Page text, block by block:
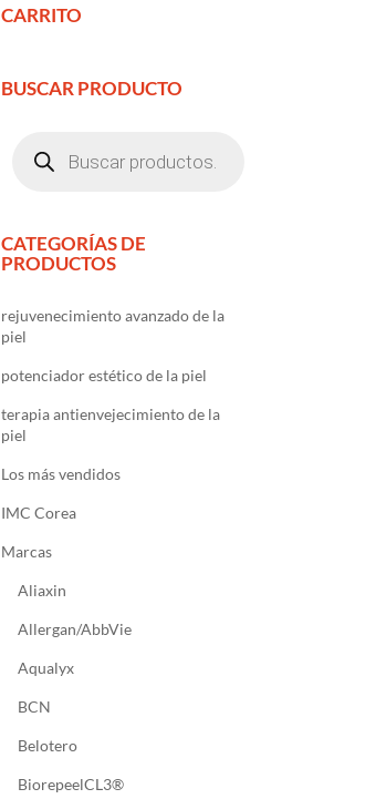
CARRITO
BUSCAR PRODUCTO
productos
CATEGORÍAS DE
PRODUCTOS
rejuvenecimiento avanzado de la
piel
potenciador estético de la piel
terapia antienvejecimiento de la
piel
Los más vendidos
IMC Corea
Marcas
Aliaxin
Allergan/AbbVie
Aqualyx
BCN
Belotero
BiorepeelCL3®